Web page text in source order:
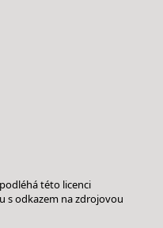
této licenci
s odkazem na zdrojovou